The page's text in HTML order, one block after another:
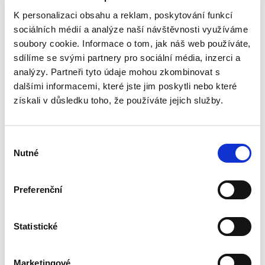
K personalizaci obsahu a reklam, poskytování funkcí
sociálních médií a analýze naší návštěvnosti využíváme
soubory cookie. Informace o tom, jak náš web používáte,
sdílíme se svými partnery pro sociální média, inzerci a
analýzy. Partneři tyto údaje mohou zkombinovat s
dalšími informacemi, které jste jim poskytli nebo které
získali v důsledku toho, že používáte jejich služby.
souhlasu
Nutné
Preferenční
Statistické
Marketingové
990,00 Kč
Druhé vydání učebnice „Obchodní právo.
Obecná část. Soutěžní právo“ pokračuje v
pragmatickém a nedogmatickém pojetí
obchodního práva. Do výkladu jsou zahrnuty i
některé významné veřejnoprávní...